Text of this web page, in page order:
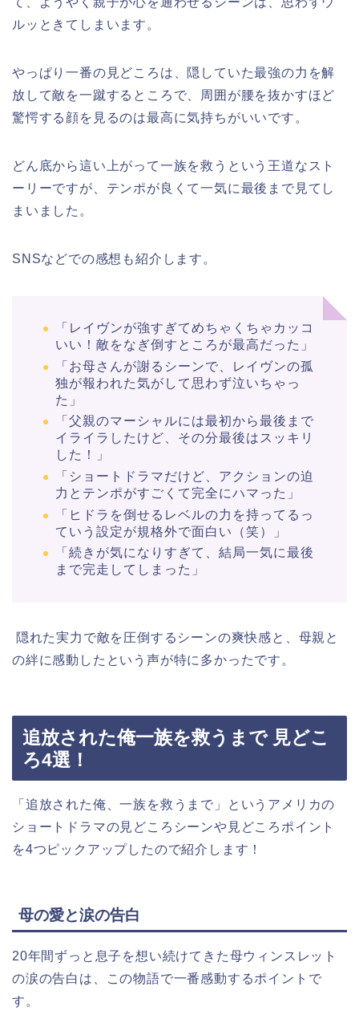
ルッときてしまいます。
やっぱり一番の見どころは、隠していた最強の力を解
放して敵を一蹴するところで、周囲が腰を抜かすほど
驚愕する顔を見るのは最高に気持ちがいいです。
どん底から這い上がって一族を救うという王道なスト
ーリーですが、テンポが良くて一気に最後まで見てし
まいました。
SNSなどでの感想も紹介します。
「レイヴンが強すぎてめちゃくちゃカッコ
いい！敵をなぎ倒すところが最高だった」
「お母さんが謝るシーンで、レイヴンの孤
独が報われた気がして思わず泣いちゃっ
た」
「父親のマーシャルには最初から最後まで
イライラしたけど、その分最後はスッキリ
した！」
「ショートドラマだけど、アクションの迫
力とテンポがすごくて完全にハマった」
「ヒドラを倒せるレベルの力を持ってるっ
ていう設定が規格外で面白い（笑）」
「続きが気になりすぎて、結局一気に最後
まで完走してしまった」
隠れた実力で敵を圧倒するシーンの爽快感と、母親と
の絆に感動したという声が特に多かったです。
追放された俺一族を救うまで 見どこ
ろ4選！
「追放された俺、一族を救うまで」というアメリカの
ショートドラマの見どころシーンや見どころポイント
を4つピックアップしたので紹介します！
母の愛と涙の告白
20年間ずっと息子を想い続けてきた母ウィンスレット
の涙の告白は、この物語で一番感動するポイントで
す。